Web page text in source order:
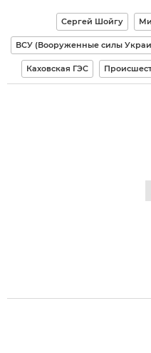
Сергей Шойгу
ВСУ (Вооруженные силы
Каховская ГЭС